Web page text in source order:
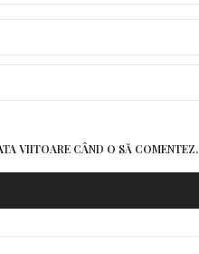
VIITOARE CÂND O SĂ COMENTEZ.